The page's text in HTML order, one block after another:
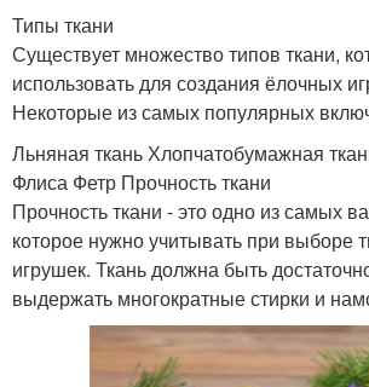
Типы ткани
Существует множество типов ткани,
использовать для создания ёлочных
Некоторые из самых популярных
Льняная ткань Хлопчатобумажная
Флиса Фетр Прочность ткани
Прочность ткани - это одно из самых
которое нужно учитывать при выборе
игрушек. Ткань должна быть
выдержать многократные стирки и